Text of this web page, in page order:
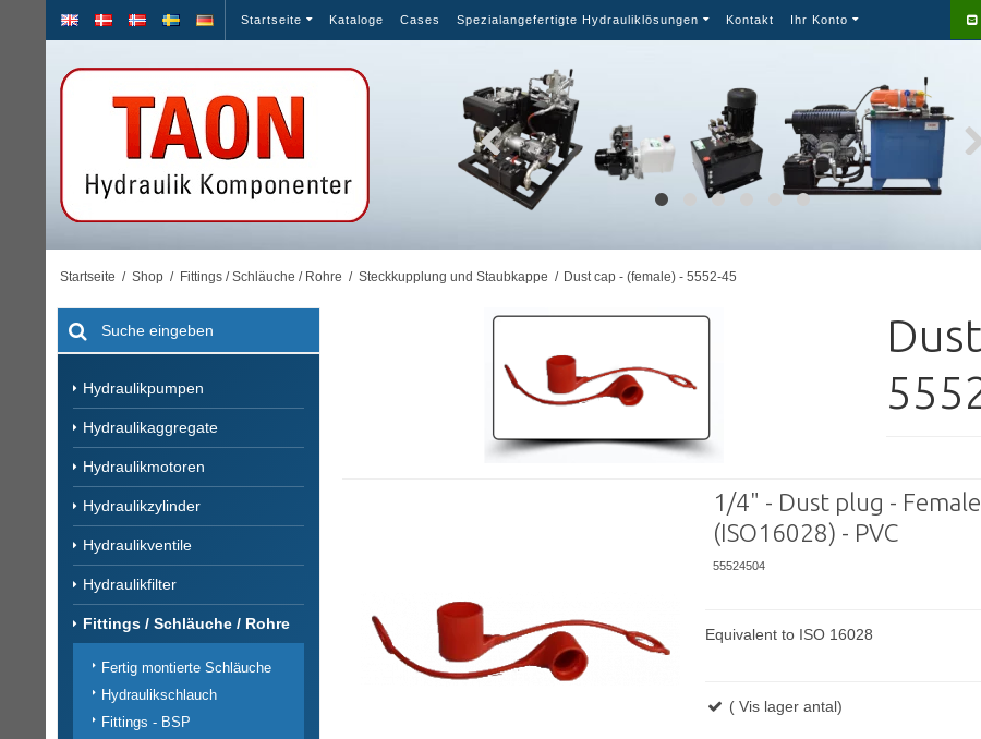
Startseite Kataloge Cases Spezialangefertigte Hydrauliklösungen Kontakt Ihr Konto
Startseite / Shop / Fittings / Schläuche / Rohre / Steckkupplung und Staubkappe / Dust cap - (female) - 5552-45
Hydraulikpumpen
Hydraulikaggregate
Hydraulikmotoren
Hydraulikzylinder
Hydraulikventile
Hydraulikfilter
Fittings / Schläuche / Rohre
Fertig montierte Schläuche
Hydraulikschlauch
Fittings - BSP
1/4" - Dust plug - Female
(ISO16028) - PVC
55524504
Equivalent to ISO 16028
( Vis lager antal)